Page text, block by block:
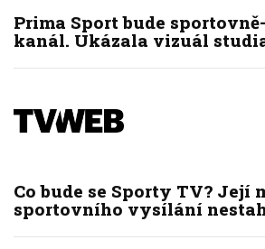
Prima Sport bude
kanál. Ukázala vizuál
Co bude se Sporty TV? Její
sportovního vysílání